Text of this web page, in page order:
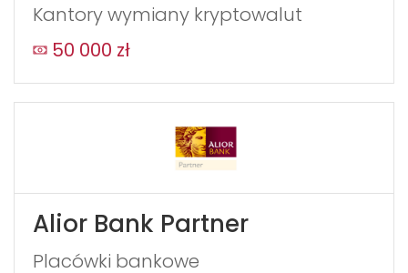
Kantory wymiany kryptowalut
50 000 zł
Alior Bank Partner
Placówki bankowe